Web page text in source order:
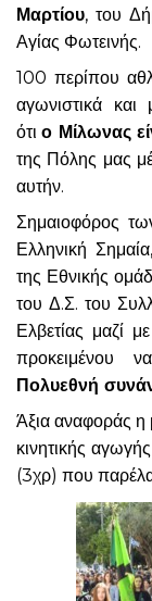
Μαρτίου, του
Αγίας Φωτεινής.
100 περίπου
αγωνιστικά και
ότιο Μίλωνας
της Πόλης μας
αυτήν.
Σημαιοφόρος
Ελληνική
της Εθνικής
του Δ.Σ. του
Ελβετίας μαζί
προκειμένου
Πολυεθνή
Άξια αναφοράς η
κινητικής
(3χρ) που